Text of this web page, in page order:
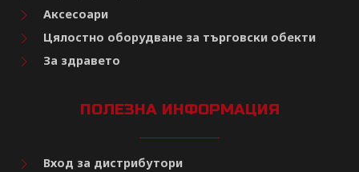
Аксесоари
Цялостно оборудване за търговски обекти
За здравето
ПОЛЕЗНА ИНФОРМАЦИЯ
Вход за дистрибутори